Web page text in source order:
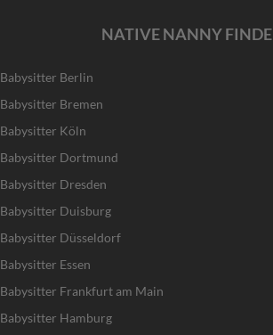
NATIVE NANNY
Babysitter Berlin
Babysitter Bremen
Babysitter Köln
Babysitter Dortmund
Babysitter Dresden
Babysitter Duisburg
Babysitter Düsseldorf
Babysitter Essen
Babysitter Frankfurt am Main
Babysitter Hamburg